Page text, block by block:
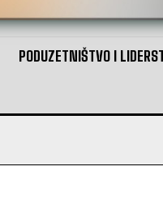
PODUZETNIŠTVO I